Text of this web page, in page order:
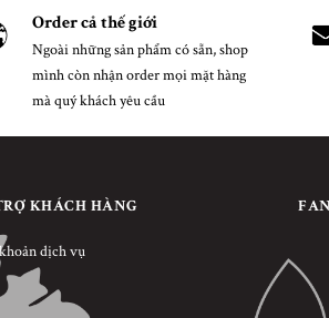
Order cả thế giới
Ngoài những sản phẩm có sẵn, shop
mình còn nhận order mọi mặt hàng
mà quý khách yêu cầu
KHÁCH HÀNG
dịch vụ